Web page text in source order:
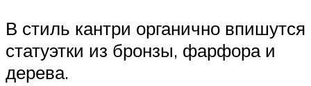
В стиль кантри органично впишутся
статуэтки из бронзы, фарфора и
дерева.